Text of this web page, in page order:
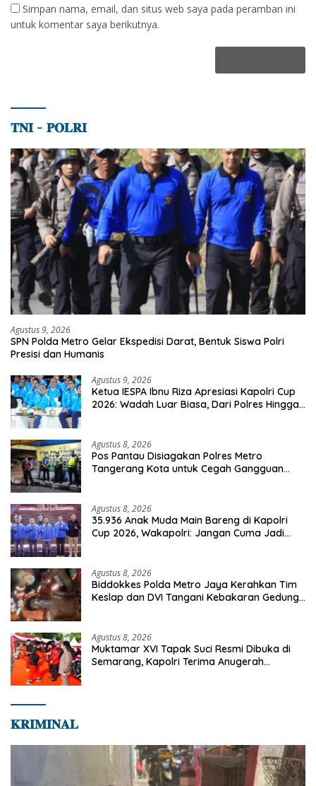
Simpan nama, email, dan situs web saya pada peramban ini
untuk komentar saya berikutnya.
𝐓𝐍𝐈 – 𝐏𝐎𝐋𝐑𝐈
Agustus 9, 2026
SPN Polda Metro Gelar Ekspedisi Darat, Bentuk Siswa Polri
Presisi dan Humanis
Agustus 9, 2026
Ketua IESPA Ibnu Riza Apresiasi Kapolri Cup
2026: Wadah Luar Biasa, Dari Polres Hingga
Agustus 8, 2026
Pos Pantau Disiagakan Polres Metro
Tangerang Kota untuk Cegah Gangguan
Agustus 8, 2026
35.936 Anak Muda Main Bareng di Kapolri
Cup 2026, Wakapolri: Jangan Cuma Jadi
Agustus 8, 2026
Biddokkes Polda Metro Jaya Kerahkan Tim
Keslap dan DVI Tangani Kebakaran Gedung
Agustus 8, 2026
Muktamar XVI Tapak Suci Resmi Dibuka di
Semarang, Kapolri Terima Anugerah
𝐊𝐑𝐈𝐌𝐈𝐍𝐀𝐋